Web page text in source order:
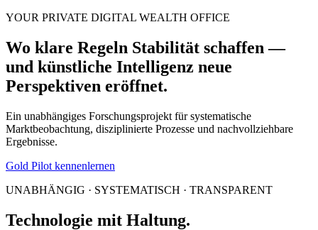
YOUR PRIVATE DIGITAL WEALTH OFFICE
Wo klare Regeln Stabilität schaffen —
und künstliche Intelligenz neue
Perspektiven eröffnet.
Ein unabhängiges Forschungsprojekt für systematische
Marktbeobachtung, disziplinierte Prozesse und nachvollziehbare
Ergebnisse.
Gold Pilot kennenlernen
UNABHÄNGIG · SYSTEMATISCH · TRANSPARENT
Technologie mit Haltung.